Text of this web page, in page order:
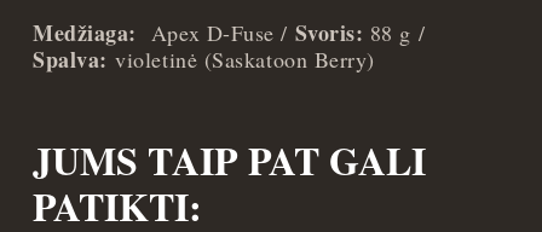
Medžiaga: Apex D-Fuse / Svoris: 88 g /
Spalva: violetinė (Saskatoon Berry)
JUMS TAIP PAT GALI
PATIKTI: